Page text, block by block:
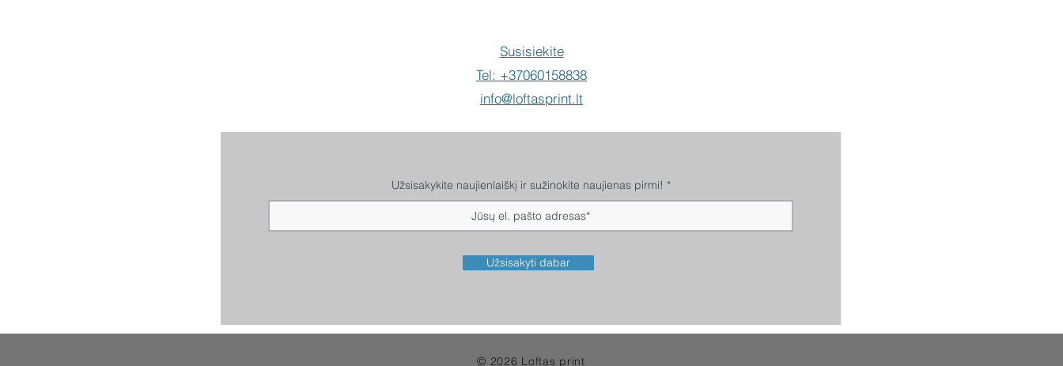
Susisiekite
Tel: +37060158838
info@loftasprint.lt
Užsisakykite naujienlaiškį ir sužinokite naujienas pirmi!
Užsisakyti dabar
© 2026 Loftas print